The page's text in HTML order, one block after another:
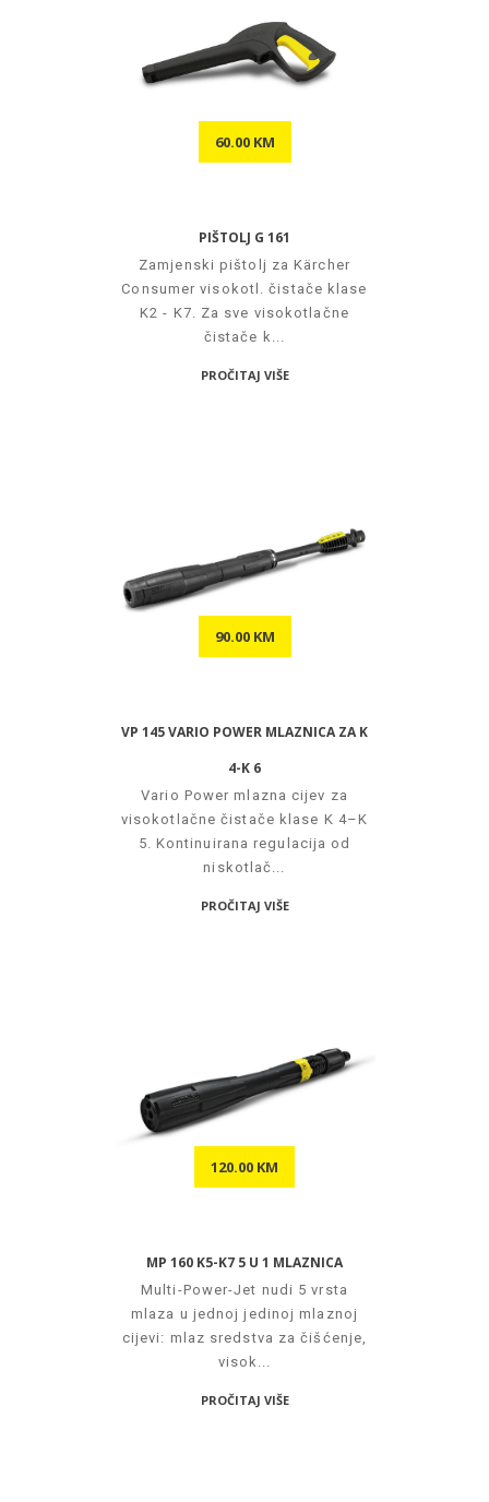
60.00 KM
PIŠTOLJ G 161
Zamjenski pištolj za Kärcher
Consumer visokotl. čistače klase
K2 - K7. Za sve visokotlačne
čistače k...
PROČITAJ VIŠE
90.00 KM
VP 145 VARIO POWER MLAZNICA ZA K
4-K 6
Vario Power mlazna cijev za
visokotlačne čistače klase K 4–K
5. Kontinuirana regulacija od
niskotlač...
PROČITAJ VIŠE
120.00 KM
MP 160 K5-K7 5 U 1 MLAZNICA
Multi-Power-Jet nudi 5 vrsta
mlaza u jednoj jedinoj mlaznoj
cijevi: mlaz sredstva za čišćenje,
visok...
PROČITAJ VIŠE